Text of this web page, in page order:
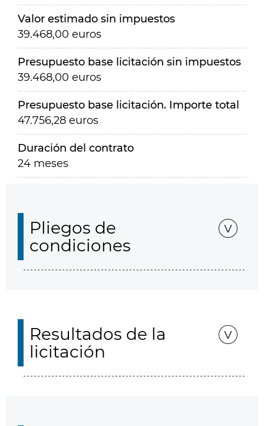
Valor estimado sin impuestos
39.468,00 euros
Presupuesto base licitación sin impuestos
39.468,00 euros
Presupuesto base licitación. Importe total
47.756,28 euros
Duración del contrato
24 meses
Pliegos de
condiciones
Resultados de la
licitación